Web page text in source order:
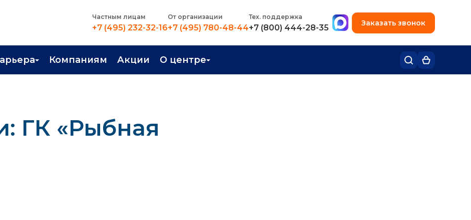
Частным лицам
+7 (495) 232-32-16
От организации
+7 (495) 780-48-44
Тех. поддержка
+7 (800) 444-28-35
+7 (495) 780-48-49
Заказать звонок
Компаниям Акции О центре
ГК «Рыбная